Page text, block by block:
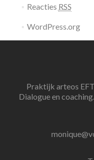
Reacties RSS
WordPress.org
Praktijk arteos
Dialogue en